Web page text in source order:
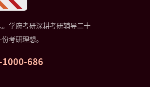
学府考研深耕考研辅导二十
考研理想。
686